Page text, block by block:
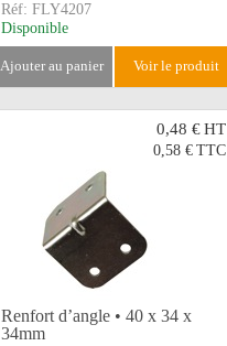
Réf: FLY4207
Disponible
ajouter au panier voir le produit
0,48 €HT
0,58 € TTC
Renfort d’angle • 40 x 34 x
34mm